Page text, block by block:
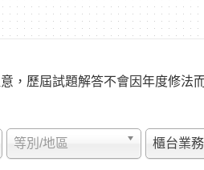
，歷屆試題解答不會因年度修法
等別/地區 櫃台業務